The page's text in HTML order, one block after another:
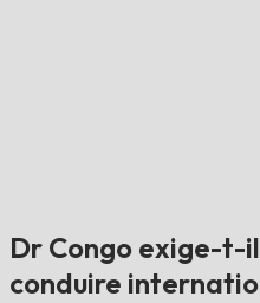
Dr Congo exige-t-
conduire